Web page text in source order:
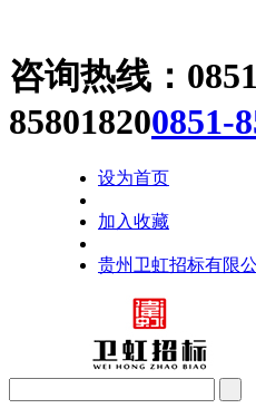
咨询热线：
858018200851-
设为首页
加入收藏
贵州卫虹招标有限